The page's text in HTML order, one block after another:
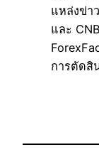
แหล่งข่า
และ
การตัดสิ